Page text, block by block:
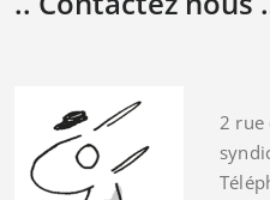
2 rue